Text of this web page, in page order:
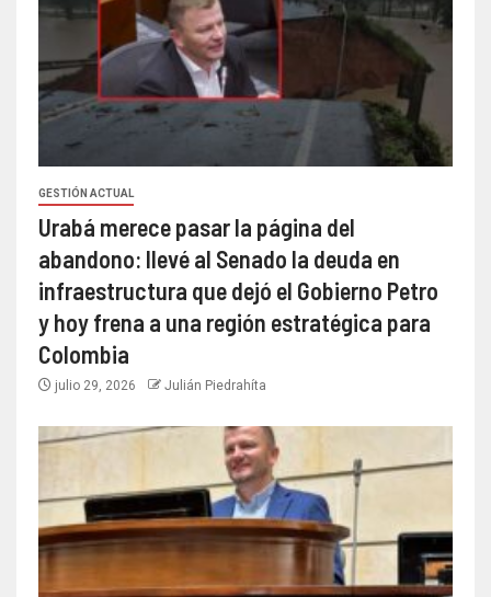
GESTIÓN ACTUAL
Urabá merece pasar la página del
abandono: llevé al Senado la deuda en
infraestructura que dejó el Gobierno Petro
y hoy frena a una región estratégica para
Colombia
julio 29, 2026 Julián Piedrahíta